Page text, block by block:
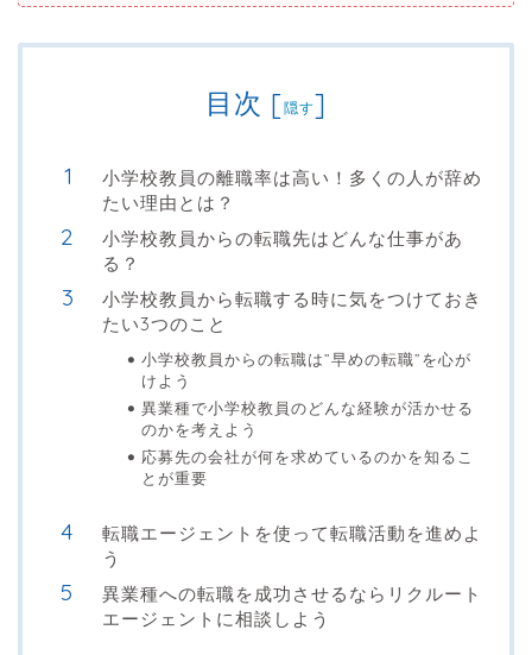
目次 [隠す]
小学校教員の離職率は高い！多くの人が辞め
たい理由とは？
小学校教員からの転職先はどんな仕事があ
る？
小学校教員から転職する時に気をつけておき
たい3つのこと
小学校教員からの転職は”早めの転職”を心が
けよう
異業種で小学校教員のどんな経験が活かせる
のかを考えよう
応募先の会社が何を求めているのかを知るこ
とが重要
転職エージェントを使って転職活動を進めよ
う
異業種への転職を成功させるならリクルート
エージェントに相談しよう